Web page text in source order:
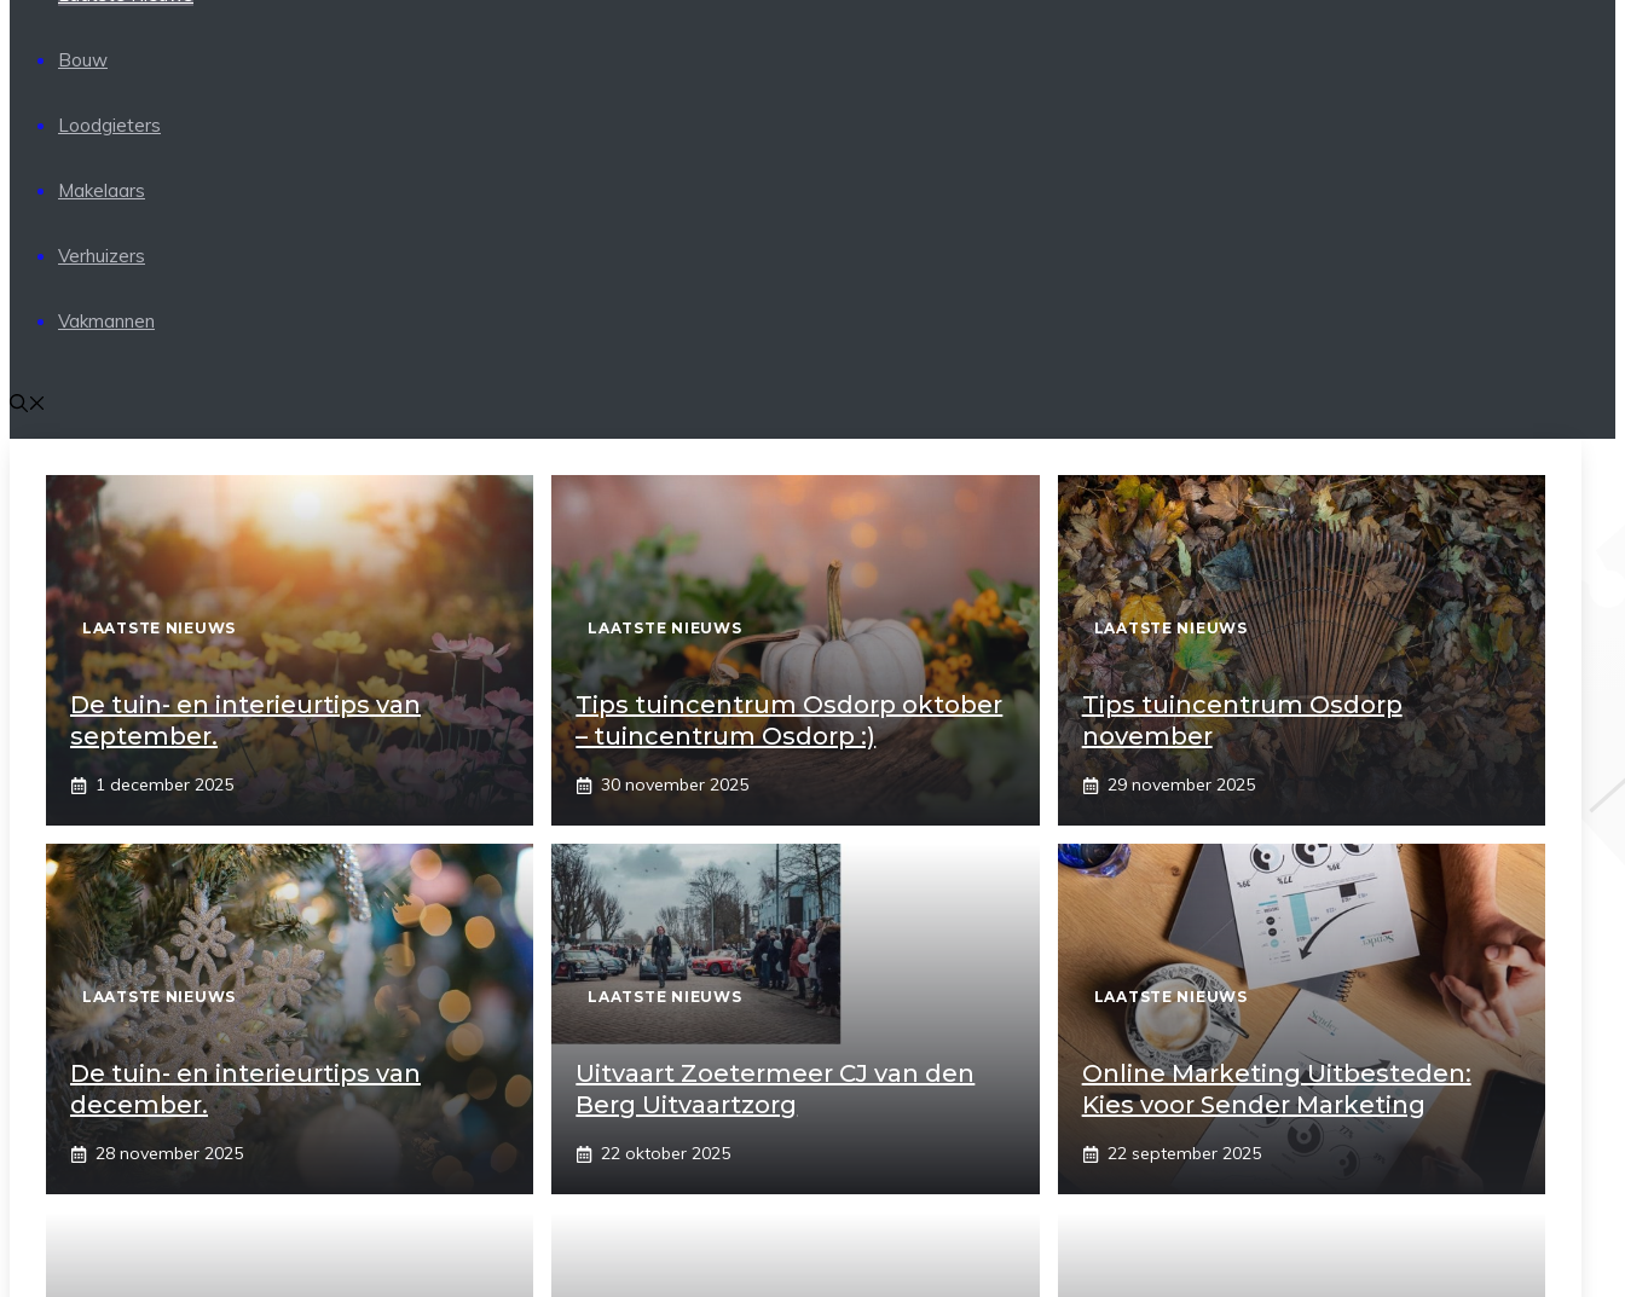
Bouw
Loodgieters
Makelaars
Verhuizers
Vakmannen
LAATSTE NIEUWS
De tuin- en interieurtips van
september.
1 december 2025
LAATSTE NIEUWS
Tips tuincentrum Osdorp oktober
– tuincentrum Osdorp :)
30 november 2025
LAATSTE NIEUWS
Tips tuincentrum Osdorp
november
29 november 2025
LAATSTE NIEUWS
De tuin- en interieurtips van
december.
28 november 2025
LAATSTE NIEUWS
Uitvaart Zoetermeer CJ van den
Berg Uitvaartzorg
22 oktober 2025
LAATSTE NIEUWS
Online Marketing Uitbesteden:
Kies voor Sender Marketing
22 september 2025